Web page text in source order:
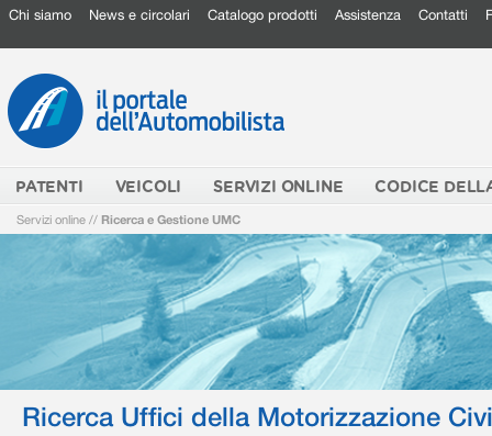
Chi siamo News e circolari Catalogo prodotti Assistenza Contatti
PATENTI VEICOLI SERVIZI ONLINE CODICE
Servizi online // Ricerca e Gestione UMC
Ricerca Uffici della Motorizzazione